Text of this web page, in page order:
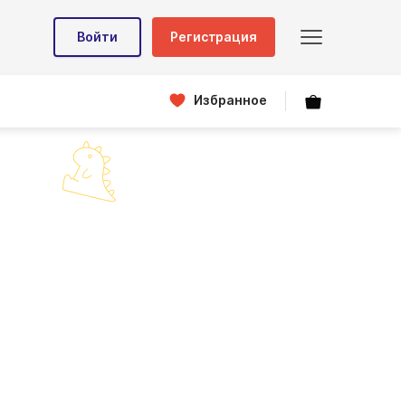
Войти Регистрация
Избранное